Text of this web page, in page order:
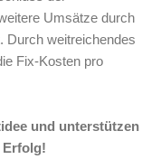
Umsätze durch
Durch weitreichendes
Fix-Kosten pro
und unterstützen
Erfolg!